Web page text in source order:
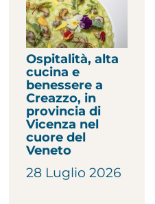
Ospitalità, alta
cucina e
benessere a
Creazzo, in
provincia di
Vicenza nel
cuore del
Veneto
28 Luglio 2026